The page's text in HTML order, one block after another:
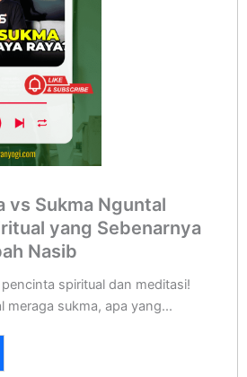
vs Sukma Nguntal
yang Sebenarnya
Nasib
spiritual dan meditasi!
meraga sukma, apa yang...